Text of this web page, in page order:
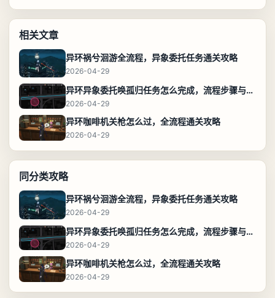
相关文章
异环祸兮洄游全流程，异象委托任务通关攻略
2026-04-29
异环异象委托唤孤归任务怎么完成，流程步骤与位置攻略
2026-04-29
异环咖啡机关枪怎么过，全流程通关攻略
2026-04-29
同分类攻略
异环祸兮洄游全流程，异象委托任务通关攻略
2026-04-29
异环异象委托唤孤归任务怎么完成，流程步骤与位置攻略
2026-04-29
异环咖啡机关枪怎么过，全流程通关攻略
2026-04-29